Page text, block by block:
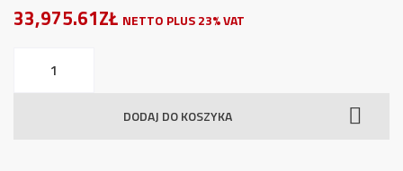
33,975.61ZŁ NETTO PLUS 23% VAT
Podnośnik
DODAJ DO KOSZYKA